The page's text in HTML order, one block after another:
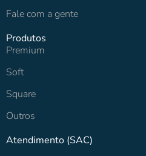
Fale com a gente
Produtos
Premium
Soft
Square
Outros
Atendimento (SAC)